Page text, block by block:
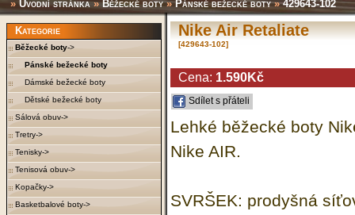
» Úvodní stránka»Běžecké boty»Pánské bežecké boty»429643-102
Kategorie
Běžecké boty->
Pánské bežecké boty
Dámské bežecké boty
Dětské bežecké boty
Sálová obuv->
Tretry->
Tenisky->
Tenisová obuv->
Kopačky->
Basketbalové boty->
Nike Air Retaliate
[429643-102]
Cena: 1.590Kč
Sdílet s přáteli
Lehké běžecké boty
Nike AIR.
SVRŠEK: prodyšná